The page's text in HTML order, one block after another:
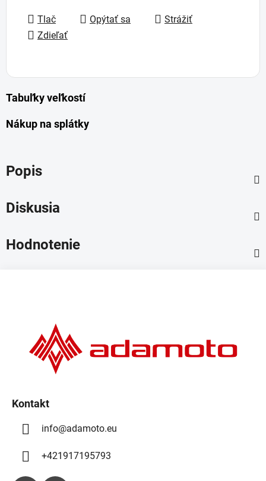
Tlač Opýtať sa
Strážiť
Zdieľať
Tabuľky veľkostí
Nákup na splátky
Popis
Diskusia
Hodnotenie
Kontakt
info@adamoto.eu
+421917195793